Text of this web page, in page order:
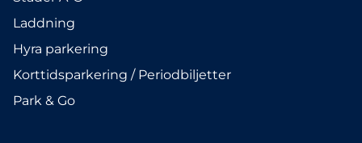
Laddning
Hyra parkering
Korttidsparkering / Periodbiljetter
Park & Go